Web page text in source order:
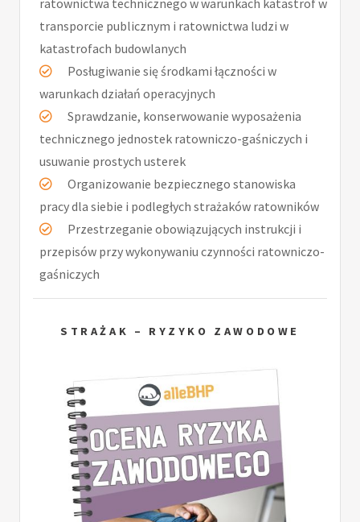
ratownictwa technicznego w warunkach katastrof w
transporcie publicznym i ratownictwa ludzi w
katastrofach budowlanych
Posługiwanie się środkami łączności w
warunkach działań operacyjnych
Sprawdzanie, konserwowanie wyposażenia
technicznego jednostek ratowniczo-gaśniczych i
usuwanie prostych usterek
Organizowanie bezpiecznego stanowiska
pracy dla siebie i podległych strażaków ratowników
Przestrzeganie obowiązujących instrukcji i
przepisów przy wykonywaniu czynności ratowniczo-
gaśniczych
STRAŻAK – RYZYKO ZAWODOWE